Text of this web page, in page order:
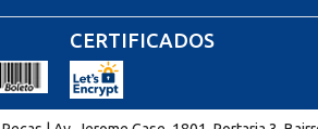
CERTIFICADOS